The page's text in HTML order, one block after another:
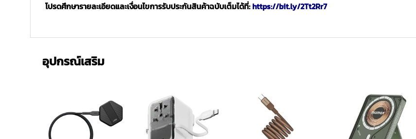
โปรดศึกษารายละเอียดและเงื่อนไขการรับประกันสินค้าฉบับเต็มได้ที่:https://bit.ly/2Tt2Rr7
อุปกรณ์เสริม